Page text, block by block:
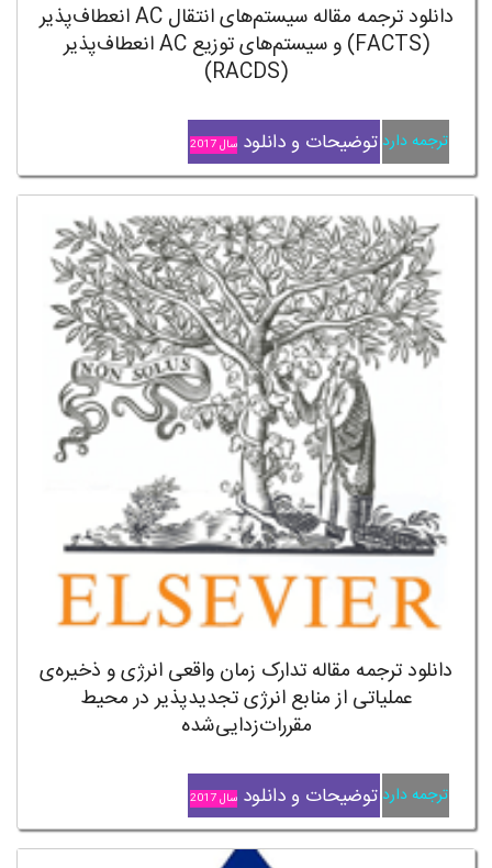
دانلود ترجمه مقاله سیستم‌های انتقال AC انعطاف‌پذیر
(FACTS) و سیستم‌های توزیع AC انعطاف‌پذیر
(RACDS)
ترجمه دارد توضیحات و دانلود سال 2017
دانلود ترجمه مقاله تدارک زمان واقعی انرژی و ذخیره‌ی
عملیاتی از منابع انرژی تجدیدپذیر در محیط
مقررات‌زدایی‌شده
ترجمه دارد توضیحات و دانلود سال 2017